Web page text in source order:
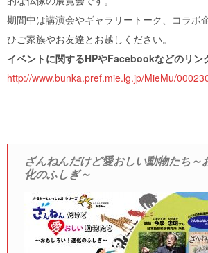
期間中は講演会やギャラリートーク、コラボ
ひご家族やお友達とお越しください。
イベントに関するHPやFacebookなどのリン
http://www.bunka.pref.mie.lg.jp/MieMu/
ざんねんだけど愛おしい動物たち～
化のふしぎ～